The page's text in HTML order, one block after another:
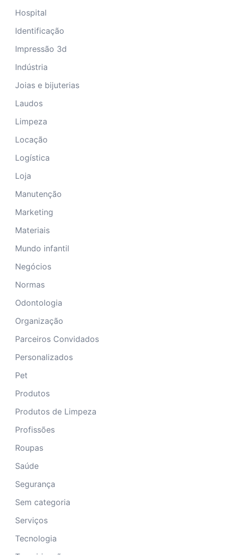
Hospital
Identificação
Impressão 3d
Indústria
Joias e bijuterias
Laudos
Limpeza
Locação
Logística
Loja
Manutenção
Marketing
Materiais
Mundo infantil
Negócios
Normas
Odontologia
Organização
Parceiros Convidados
Personalizados
Pet
Produtos
Produtos de Limpeza
Profissões
Roupas
Saúde
Segurança
Sem categoria
Serviços
Tecnologia